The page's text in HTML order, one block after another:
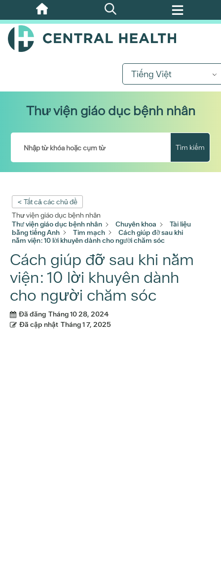
Bỏ
qua
nội
Tiếng Việt
Thư viện giáo dục bệnh nhân
Tìm kiếm
< Tất cả các chủ đề
Thư viện giáo dục bệnh nhân
Thư viện giáo dục bệnh nhân
Chuyên khoa
Tài liệu
bằng tiếng Anh
Tim mạch
Cách giúp đỡ sau khi
nằm viện: 10 lời khuyên dành cho người chăm sóc
Cách giúp đỡ sau khi nằm
viện: 10 lời khuyên dành
cho người chăm sóc
Đã đăng Tháng 10 28, 2024
Đã cập nhật Tháng 1 7, 2025